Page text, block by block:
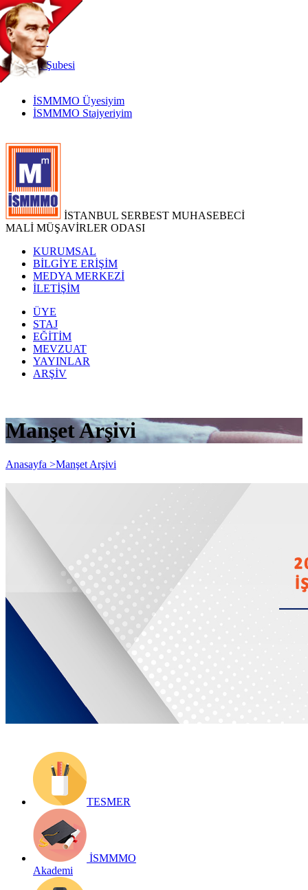
TR
|
EN
İnternetŞubesi
İSMMMO Üyesiyim
İSMMMO Stajyeriyim
İSTANBUL SERBEST MUHASEBECİ
MALİ MÜŞAVİRLER ODASI
KURUMSAL
BİLGİYE ERİŞİM
MEDYA MERKEZİ
İLETİŞİM
ÜYE
STAJ
EĞİTİM
MEVZUAT
YAYINLAR
ARŞİV
Manşet Arşivi
Anasayfa >Manşet Arşivi
Asgari Ücretin İşverene Maliyeti Hesabı
Yayın Tarihi: 17 Aralık 2021
Detay bilgiler:
https://www.ismmmo.org.tr/dosya/2956/Mevzuat-
Dosya/17122021-asgari-ucretin-isverene-maliyeti.pdf
TESMER
İSMMMO
Akademi